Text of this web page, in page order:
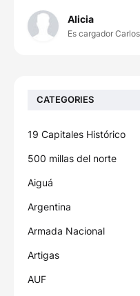
Alicia
Es cargador
CATEGORIES
19 Capitales Histórico
500 millas del norte
Aiguá
Argentina
Armada Nacional
Artigas
AUF